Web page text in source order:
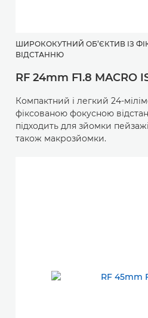
ШИРОКОКУТНИЙ ОБ’ЄКТИВ ІЗ
ВІДСТАННЮ
RF 24mm F1.8 MACRO
Компактний і легкий 24-
фіксованою фокусною
підходить для зйомки
також макрозйомки.